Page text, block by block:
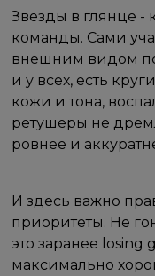
Звезды в глянце -
команды. Сами
внешним видом
и у всех, есть
кожи и тона,
ретушеры не
ровнее и
И здесь важно
приоритеты. Не
это заранее losing
максимально